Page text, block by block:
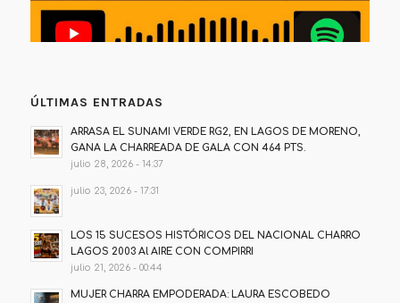
ÚLTIMAS ENTRADAS
ARRASA EL SUNAMI VERDE RG2, EN LAGOS DE MORENO,
GANA LA CHARREADA DE GALA CON 464 PTS.
julio 28, 2026 - 14:37
julio 23, 2026 - 17:31
LOS 15 SUCESOS HISTÓRICOS DEL NACIONAL CHARRO
LAGOS 2003 Al AIRE CON COMPIRRI
julio 21, 2026 - 00:44
MUJER CHARRA EMPODERADA: LAURA ESCOBEDO